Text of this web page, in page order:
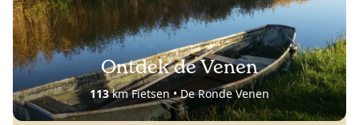
Ontdek de Venen
113km Fietsen • De Ronde Venen